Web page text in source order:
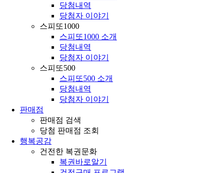
당첨내역
당첨자 이야기
스피또1000
스피또1000 소개
당첨내역
당첨자 이야기
스피또500
스피또500 소개
당첨내역
당첨자 이야기
판매점
판매점 검색
당첨 판매점 조회
행복공감
건전한 복권문화
복권바로알기